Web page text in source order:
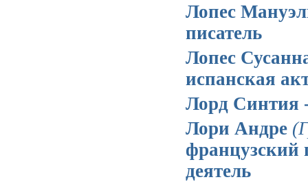
Лопес
писатель
Лопес
испанская
Лорд Синтия
Лори Андре
французский
деятель